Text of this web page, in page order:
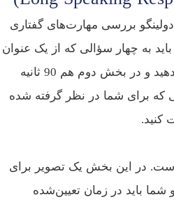
بررسی مهارت‌های گفتاری
به چهار سؤالی که از یک عنوان
اصلی مطرح می‌شوند پاسخ دهید و در بخش دوم هم 90 ثانیه
که برای شما در نظر گرفته شده
در این بخش یک تصویر برای
باید در زمان تعیین‌شده